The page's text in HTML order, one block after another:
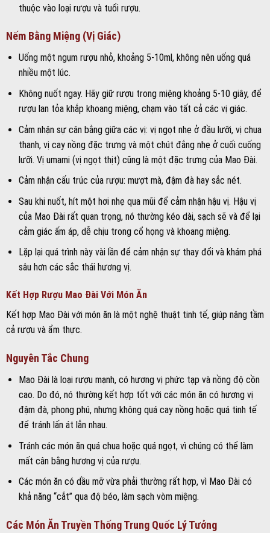
thuộc vào loại rượu và tuổi rượu.
Nếm Bằng Miệng (Vị Giác)
Uống một ngụm rượu nhỏ, khoảng 5-10ml, không nên uống quá
nhiều một lúc.
Không nuốt ngay. Hãy giữ rượu trong miệng khoảng 5-10 giây, để
rượu lan tỏa khắp khoang miệng, chạm vào tất cả các vị giác.
Cảm nhận sự cân bằng giữa các vị: vị ngọt nhẹ ở đầu lưỡi, vị chua
thanh, vị cay nồng đặc trưng và một chút đắng nhẹ ở cuối cuống
lưỡi. Vị umami (vị ngọt thịt) cũng là một đặc trưng của Mao Đài.
Cảm nhận cấu trúc của rượu: mượt mà, đậm đà hay sắc nét.
Sau khi nuốt, hít một hơi nhẹ qua mũi để cảm nhận hậu vị. Hậu vị
của Mao Đài rất quan trọng, nó thường kéo dài, sạch sẽ và để lại
cảm giác ấm áp, dễ chịu trong cổ họng và khoang miệng.
Lặp lại quá trình này vài lần để cảm nhận sự thay đổi và khám phá
sâu hơn các sắc thái hương vị.
Kết Hợp Rượu Mao Đài Với Món Ăn
Kết hợp Mao Đài với món ăn là một nghệ thuật tinh tế, giúp nâng tầm
cả rượu và ẩm thực.
Nguyên Tắc Chung
Mao Đài là loại rượu mạnh, có hương vị phức tạp và nồng độ cồn
cao. Do đó, nó thường kết hợp tốt với các món ăn có hương vị
đậm đà, phong phú, nhưng không quá cay nồng hoặc quá tinh tế
để tránh lấn át lẫn nhau.
Tránh các món ăn quá chua hoặc quá ngọt, vì chúng có thể làm
mất cân bằng hương vị của rượu.
Các món ăn có dầu mỡ vừa phải thường rất hợp, vì Mao Đài có
khả năng “cắt” qua độ béo, làm sạch vòm miệng.
Các Món Ăn Truyền Thống Trung Quốc Lý Tưởng